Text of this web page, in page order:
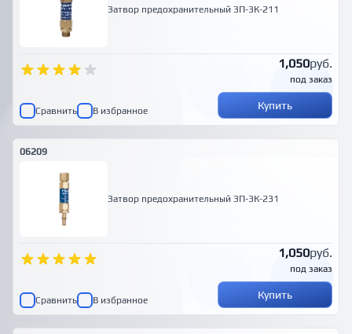
Затвор предохранительный ЗП-3К-211
1,050руб.
под заказ
Сравнить В избранное Купить
06209
Затвор предохранительный ЗП-3К-231
1,050руб.
под заказ
Сравнить В избранное Купить